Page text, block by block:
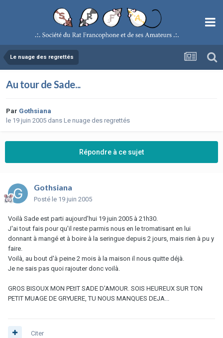
Le nuage des regrettés
Au tour de Sade...
Par Gothsiana
le 19 juin 2005 dans Le nuage des regrettés
Répondre à ce sujet
Gothsiana
Posté le 19 juin 2005
Voilà Sade est parti aujourd'hui 19 juin 2005 à 21h30.
J'ai tout fais pour qu'il reste parmis nous en le tromatisant en lui
donnant à mangé et à boire à la seringue depuis 2 jours, mais rien à pu y
faire.
Voilà, au bout d'à peine 2 mois à la maison il nous quitte déjà.
Je ne sais pas quoi rajouter donc voilà.
GROS BISOUX MON PEtIT SADE D'AMOUR. SOIS HEUREUX SUR TON
PETIT MUAGE DE GRYUERE, TU NOUS MANQUES DEJA...
Citer